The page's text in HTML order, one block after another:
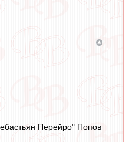
Перейро" Попов